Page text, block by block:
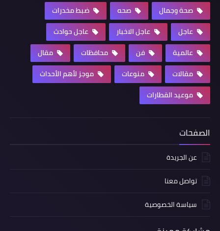
صحة وجمال
صحه
ضبط مخدرات
عاجل
عاجل الاخبار
عاجل حوادث
عالمية
فن محافظات
مقال
مقالات
منوعات
موجز لأهم الأحداث
موعيد القطارات
الصفحات
عن الجريدة
تواصل معنا
سياسة الخصوصية